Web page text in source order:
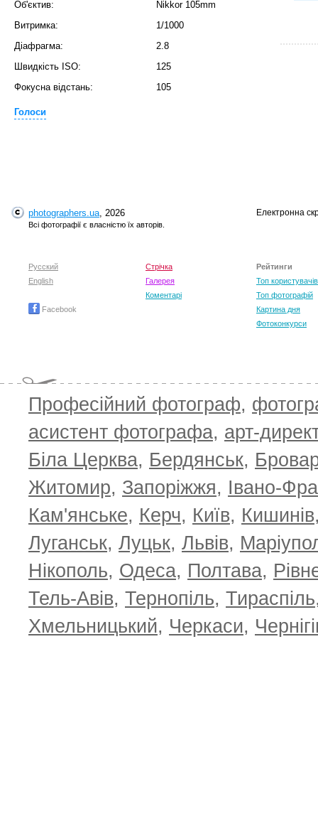
Об'єктив:
Nikkor 105mm
Витримка:
1/1000
Діафрагма:
2.8
Швидкість ISO:
125
Фокусна відстань:
105
Голоси
photographers.ua, 2026
Всі фотографії є власністю їх авторів.
Електронна
Русский
English
Facebook
Стрічка
Галерея
Коментарі
Рейтинги
Топ користувачів
Топ фотографій
Картина дня
Фотоконкурси
Професійний фотограф,
асистент фотографа, арт-
Біла Церква, Бердянськ,
Житомир, Запоріжжя, Івано-
Кам'янське, Керч, Київ, Кишинів
Луганськ, Луцьк, Львів,
Нікополь, Одеса, Полтава,
Тель-Авів, Тернопіль, Тираспіль
Хмельницький, Черкаси,